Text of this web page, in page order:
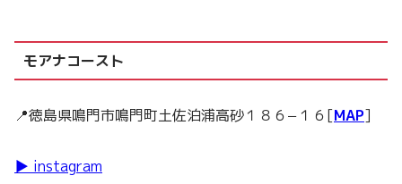
モアナコースト
📍徳島県鳴門市鳴門町土佐泊浦高砂１８６−１６[MAP]
▶ instagram